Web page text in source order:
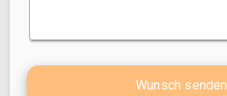
Wunsch senden